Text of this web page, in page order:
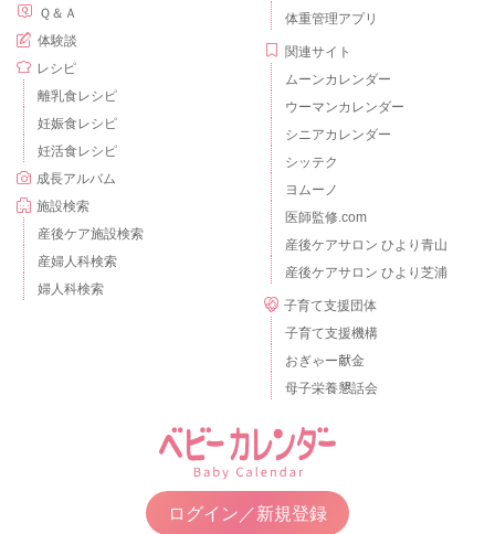
Ｑ＆Ａ
体験談
レシピ
離乳食レシピ
妊娠食レシピ
妊活食レシピ
成長アルバム
施設検索
産後ケア施設検索
産婦人科検索
婦人科検索
体重管理アプリ
関連サイト
ムーンカレンダー
ウーマンカレンダー
シニアカレンダー
シッテク
ヨムーノ
医師監修.com
産後ケアサロン ひより青山
産後ケアサロン ひより芝浦
子育て支援団体
子育て支援機構
おぎゃー献金
母子栄養懇話会
ログイン／新規登録